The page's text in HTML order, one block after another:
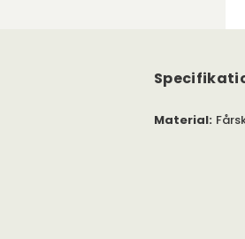
Material: